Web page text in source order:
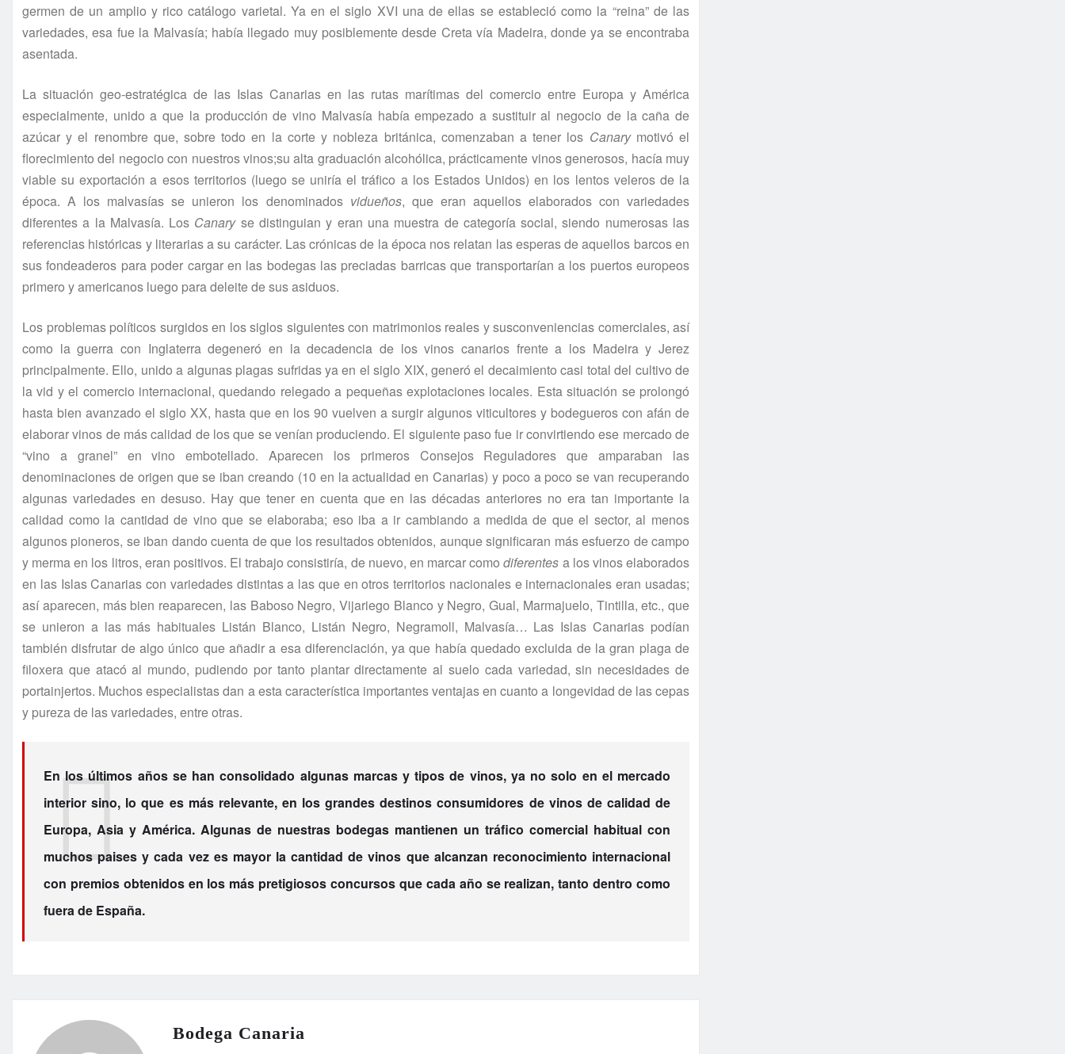
germen de un amplio y rico catálogo varietal. Ya en el siglo XVI una de ellas se estableció como la “reina” de las
variedades, esa fue la Malvasía; había llegado muy posiblemente desde Creta vía Madeira, donde ya se encontraba
asentada.
La situación geo-estratégica de las Islas Canarias en las rutas marítimas del comercio entre Europa y América
especialmente, unido a que la producción de vino Malvasía había empezado a sustituir al negocio de la caña de
azúcar y el renombre que, sobre todo en la corte y nobleza británica, comenzaban a tener los Canary motivó el
florecimiento del negocio con nuestros vinos;su alta graduación alcohólica, prácticamente vinos generosos, hacía muy
viable su exportación a esos territorios (luego se uniría el tráfico a los Estados Unidos) en los lentos veleros de la
época. A los malvasías se unieron los denominados vidueños, que eran aquellos elaborados con variedades
diferentes a la Malvasía. Los Canaryse distinguian y eran una muestra de categoría social, siendo numerosas las
referencias históricas y literarias a su carácter. Las crónicas de la época nos relatan las esperas de aquellos barcos en
sus fondeaderos para poder cargar en las bodegas las preciadas barricas que transportarían a los puertos europeos
primero y americanos luego para deleite de sus asiduos.
Los problemas políticos surgidos en los siglos siguientes con matrimonios reales y susconveniencias comerciales, así
como la guerra con Inglaterra degeneró en la decadencia de los vinos canarios frente a los Madeira y Jerez
principalmente. Ello, unido a algunas plagas sufridas ya en el siglo XIX, generó el decaimiento casi total del cultivo de
la vid y el comercio internacional, quedando relegado a pequeñas explotaciones locales. Esta situación se prolongó
hasta bien avanzado el siglo XX, hasta que en los 90 vuelven a surgir algunos viticultores y bodegueros con afán de
elaborar vinos de más calidad de los que se venían produciendo. El siguiente paso fue ir convirtiendo ese mercado de
“vino a granel” en vino embotellado. Aparecen los primeros Consejos Reguladores que amparaban las
denominaciones de origen que se iban creando (10 en la actualidad en Canarias) y poco a poco se van recuperando
algunas variedades en desuso. Hay que tener en cuenta que en las décadas anteriores no era tan importante la
calidad como la cantidad de vino que se elaboraba; eso iba a ir cambiando a medida de que el sector, al menos
algunos pioneros, se iban dando cuenta de que los resultados obtenidos, aunque significaran más esfuerzo de campo
y merma en los litros, eran positivos. El trabajo consistiría, de nuevo, en marcar comodiferentes a los vinos elaborados
en las Islas Canarias con variedades distintas a las que en otros territorios nacionales e internacionales eran usadas;
así aparecen, más bien reaparecen, las Baboso Negro, Vijariego Blanco y Negro, Gual, Marmajuelo, Tintilla, etc., que
se unieron a las más habituales Listán Blanco, Listán Negro, Negramoll, Malvasía… Las Islas Canarias podían
también disfrutar de algo único que añadir a esa diferenciación, ya que había quedado excluida de la gran plaga de
filoxera que atacó al mundo, pudiendo por tanto plantar directamente al suelo cada variedad, sin necesidades de
portainjertos. Muchos especialistas dan a esta característica importantes ventajas en cuanto a longevidad de las cepas
y pureza de las variedades, entre otras.
En los últimos años se han consolidado algunas marcas y tipos de vinos, ya no solo en el mercado
interior sino, lo que es más relevante, en los grandes destinos consumidores de vinos de calidad de
Europa, Asia y América. Algunas de nuestras bodegas mantienen un tráfico comercial habitual con
muchos paises y cada vez es mayor la cantidad de vinos que alcanzan reconocimiento internacional
con premios obtenidos en los más pretigiosos concursos que cada año se realizan, tanto dentro como
fuera de España.
Bodega Canaria